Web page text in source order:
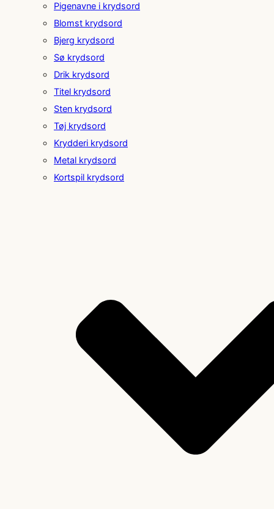
Pigenavne i krydsord
Blomst krydsord
Bjerg krydsord
Sø krydsord
Drik krydsord
Titel krydsord
Sten krydsord
Tøj krydsord
Krydderi krydsord
Metal krydsord
Kortspil krydsord